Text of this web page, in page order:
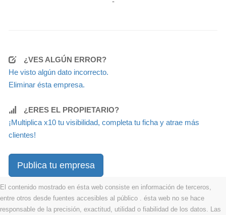
¿VES ALGÚN ERROR?
He visto algún dato incorrecto.
Eliminar ésta empresa.
¿ERES EL PROPIETARIO?
¡Multiplica x10 tu visibilidad, completa tu ficha y atrae más
clientes!
Publica tu empresa
El contenido mostrado en ésta web consiste en información de terceros,
entre otros desde fuentes accesibles al público . ésta web no se hace
responsable de la precisión, exactitud, utilidad o fiabilidad de los datos. Las